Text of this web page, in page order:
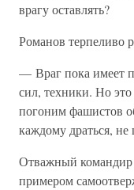
врагу оставлять?
Романов терпеливо
— Враг пока имеет
сил, техники. Но
погоним фашистов
каждому драться,
Отважный командир
примером